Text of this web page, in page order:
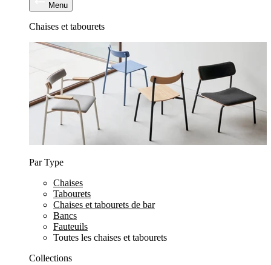
Menu
Chaises et tabourets
Par Type
Chaises
Tabourets
Chaises et tabourets de bar
Bancs
Fauteuils
Toutes les chaises et tabourets
Collections